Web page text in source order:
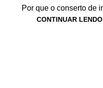
Por que o conserto de
CONTINUAR LENDO